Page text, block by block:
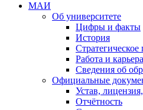
МАИ
Об университете
Цифры и факты
История
Стратегическое
Работа и
Сведения об
Официальные
Устав,
Отчётность